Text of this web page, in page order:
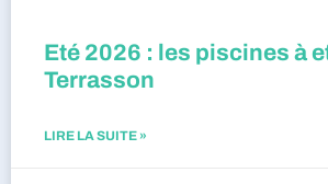
Eté 2026 : les piscines à
Terrasson
LIRE LA SUITE »